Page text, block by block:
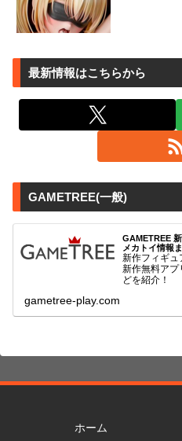
最新情報はこちらから
GAMETREE(一般)
GAMETREE
メカトイ情報
新作フィギュ
新作無料アプ
どを紹介！
gametree-play.com
ホーム